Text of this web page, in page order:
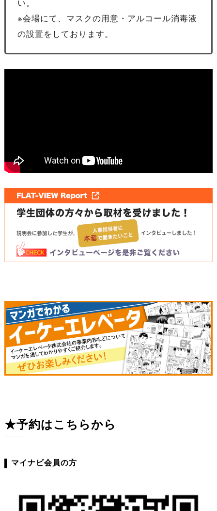
※会場にて、マスクの用意・アルコール消毒液
の設置をしております。
★予約はこちらから
マイナビ会員の方